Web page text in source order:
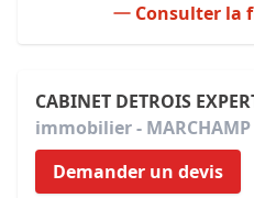
Consulter la
CABINET DETROIS
immobilier - MARCHAMP
Demander un devis